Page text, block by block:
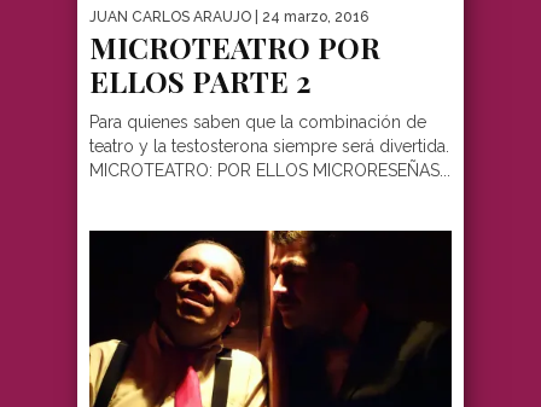
JUAN CARLOS ARAUJO | 24 marzo, 2016
MICROTEATRO POR
ELLOS PARTE 2
Para quienes saben que la combinación de
teatro y la testosterona siempre será divertida.
MICROTEATRO: POR ELLOS MICRORESEÑAS...